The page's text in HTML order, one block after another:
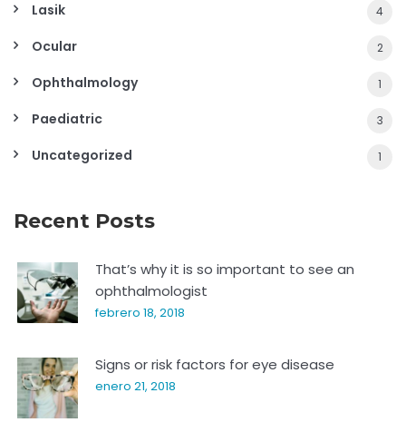
Lasik 4
Ocular 2
Ophthalmology 1
Paediatric 3
Uncategorized 1
Recent Posts
That’s why it is so important to see an
ophthalmologist
febrero 18, 2018
Signs or risk factors for eye disease
enero 21, 2018